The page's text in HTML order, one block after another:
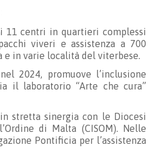
11 centri in quartieri complessi
viveri e assistenza a 700
in varie località del viterbese.
2024, promuove l’inclusione
il laboratorio “Arte che cura”
stretta sinergia con le Diocesi
di Malta (CISOM). Nelle
Pontificia per l’assistenza